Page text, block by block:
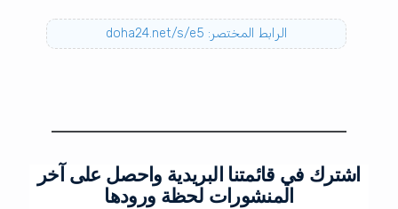
الرابط المختصر: doha24.net/s/e5
اشترك في قائمتنا البريدية واحصل على آخر
المنشورات لحظة ورودها